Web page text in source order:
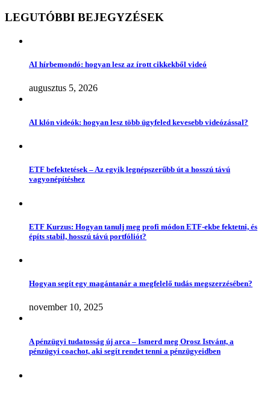
LEGUTÓBBI BEJEGYZÉSEK
AI hírbemondó: hogyan lesz az írott cikkekből videó
augusztus 5, 2026
AI klón videók: hogyan lesz több ügyfeled kevesebb videózással?
ETF befektetések – Az egyik legnépszerűbb út a hosszú távú
vagyonépítéshez
ETF Kurzus: Hogyan tanulj meg profi módon ETF-ekbe fektetni, és
építs stabil, hosszú távú portfóliót?
Hogyan segít egy magántanár a megfelelő tudás megszerzésében?
november 10, 2025
A pénzügyi tudatosság új arca – Ismerd meg Orosz Istvánt, a
pénzügyi coachot, aki segít rendet tenni a pénzügyeidben